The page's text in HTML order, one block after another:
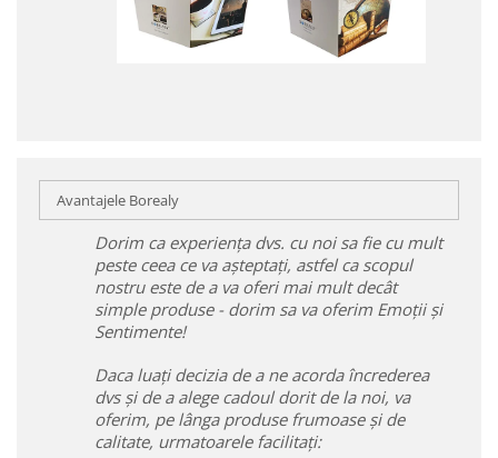
Avantajele Borealy
Dorim ca experiența dvs. cu noi sa fie cu mult
peste ceea ce va așteptați, astfel ca scopul
nostru este de a va oferi mai mult decât
simple produse - dorim sa va oferim Emoții și
Sentimente!
Daca luați decizia de a ne acorda încrederea
dvs și de a alege cadoul dorit de la noi, va
oferim, pe lânga produse frumoase și de
calitate, urmatoarele facilitați: